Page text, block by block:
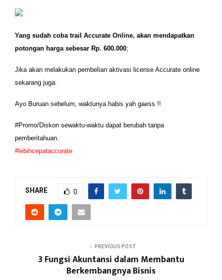
Yang sudah coba trail Accurate Online, akan mendapatkan
potongan harga sebesar Rp. 600.000;
Jika akan melakukan pembelian aktivasi license Accurate online
sekarang juga.
Ayo Buruan sebelum, waktunya habis yah gaess !!
#Promo/Diskon sewaktu-waktu dapat berubah tanpa
pemberitahuan.
#lebihcepataccurate
SHARE 0
PREVIOUS POST
3 Fungsi Akuntansi dalam Membantu
Berkembangnya Bisnis